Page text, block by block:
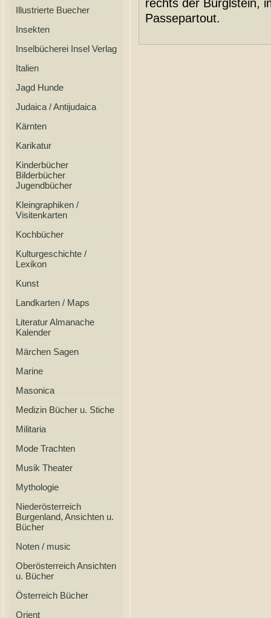
Illustrierte Buecher
Insekten
Inselbücherei Insel Verlag
Italien
Jagd Hunde
Judaica / Antijudaica
Kärnten
Karikatur
Kinderbücher
Bilderbücher
Jugendbücher
Kleingraphiken /
Visitenkarten
Kochbücher
Kulturgeschichte /
Lexikon
Kunst
Landkarten / Maps
Literatur Almanache
Kalender
Märchen Sagen
Marine
Masonica
Medizin Bücher u. Stiche
Militaria
Mode Trachten
Musik Theater
Mythologie
Niederösterreich
Burgenland, Ansichten u.
Bücher
Noten / music
Oberösterreich Ansichten
u. Bücher
Österreich Bücher
Orient
rechts der Bürglstein,
Passepartout.